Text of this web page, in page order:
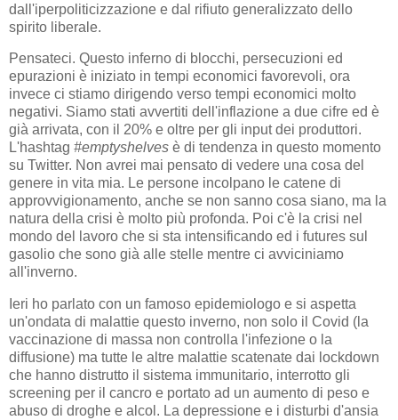
dall'iperpoliticizzazione e dal rifiuto generalizzato dello
spirito liberale.
Pensateci. Questo inferno di blocchi, persecuzioni ed
epurazioni è iniziato in tempi economici favorevoli, ora
invece ci stiamo dirigendo verso tempi economici molto
negativi. Siamo stati avvertiti dell'inflazione a due cifre ed è
già arrivata, con il 20% e oltre per gli input dei produttori.
L'hashtag #emptyshelves è di tendenza in questo momento
su Twitter. Non avrei mai pensato di vedere una cosa del
genere in vita mia. Le persone incolpano le catene di
approvvigionamento, anche se non sanno cosa siano, ma la
natura della crisi è molto più profonda. Poi c'è la crisi nel
mondo del lavoro che si sta intensificando ed i futures sul
gasolio che sono già alle stelle mentre ci avviciniamo
all'inverno.
Ieri ho parlato con un famoso epidemiologo e si aspetta
un'ondata di malattie questo inverno, non solo il Covid (la
vaccinazione di massa non controlla l'infezione o la
diffusione) ma tutte le altre malattie scatenate dai lockdown
che hanno distrutto il sistema immunitario, interrotto gli
screening per il cancro e portato ad un aumento di peso e
abuso di droghe e alcol. La depressione e i disturbi d'ansia